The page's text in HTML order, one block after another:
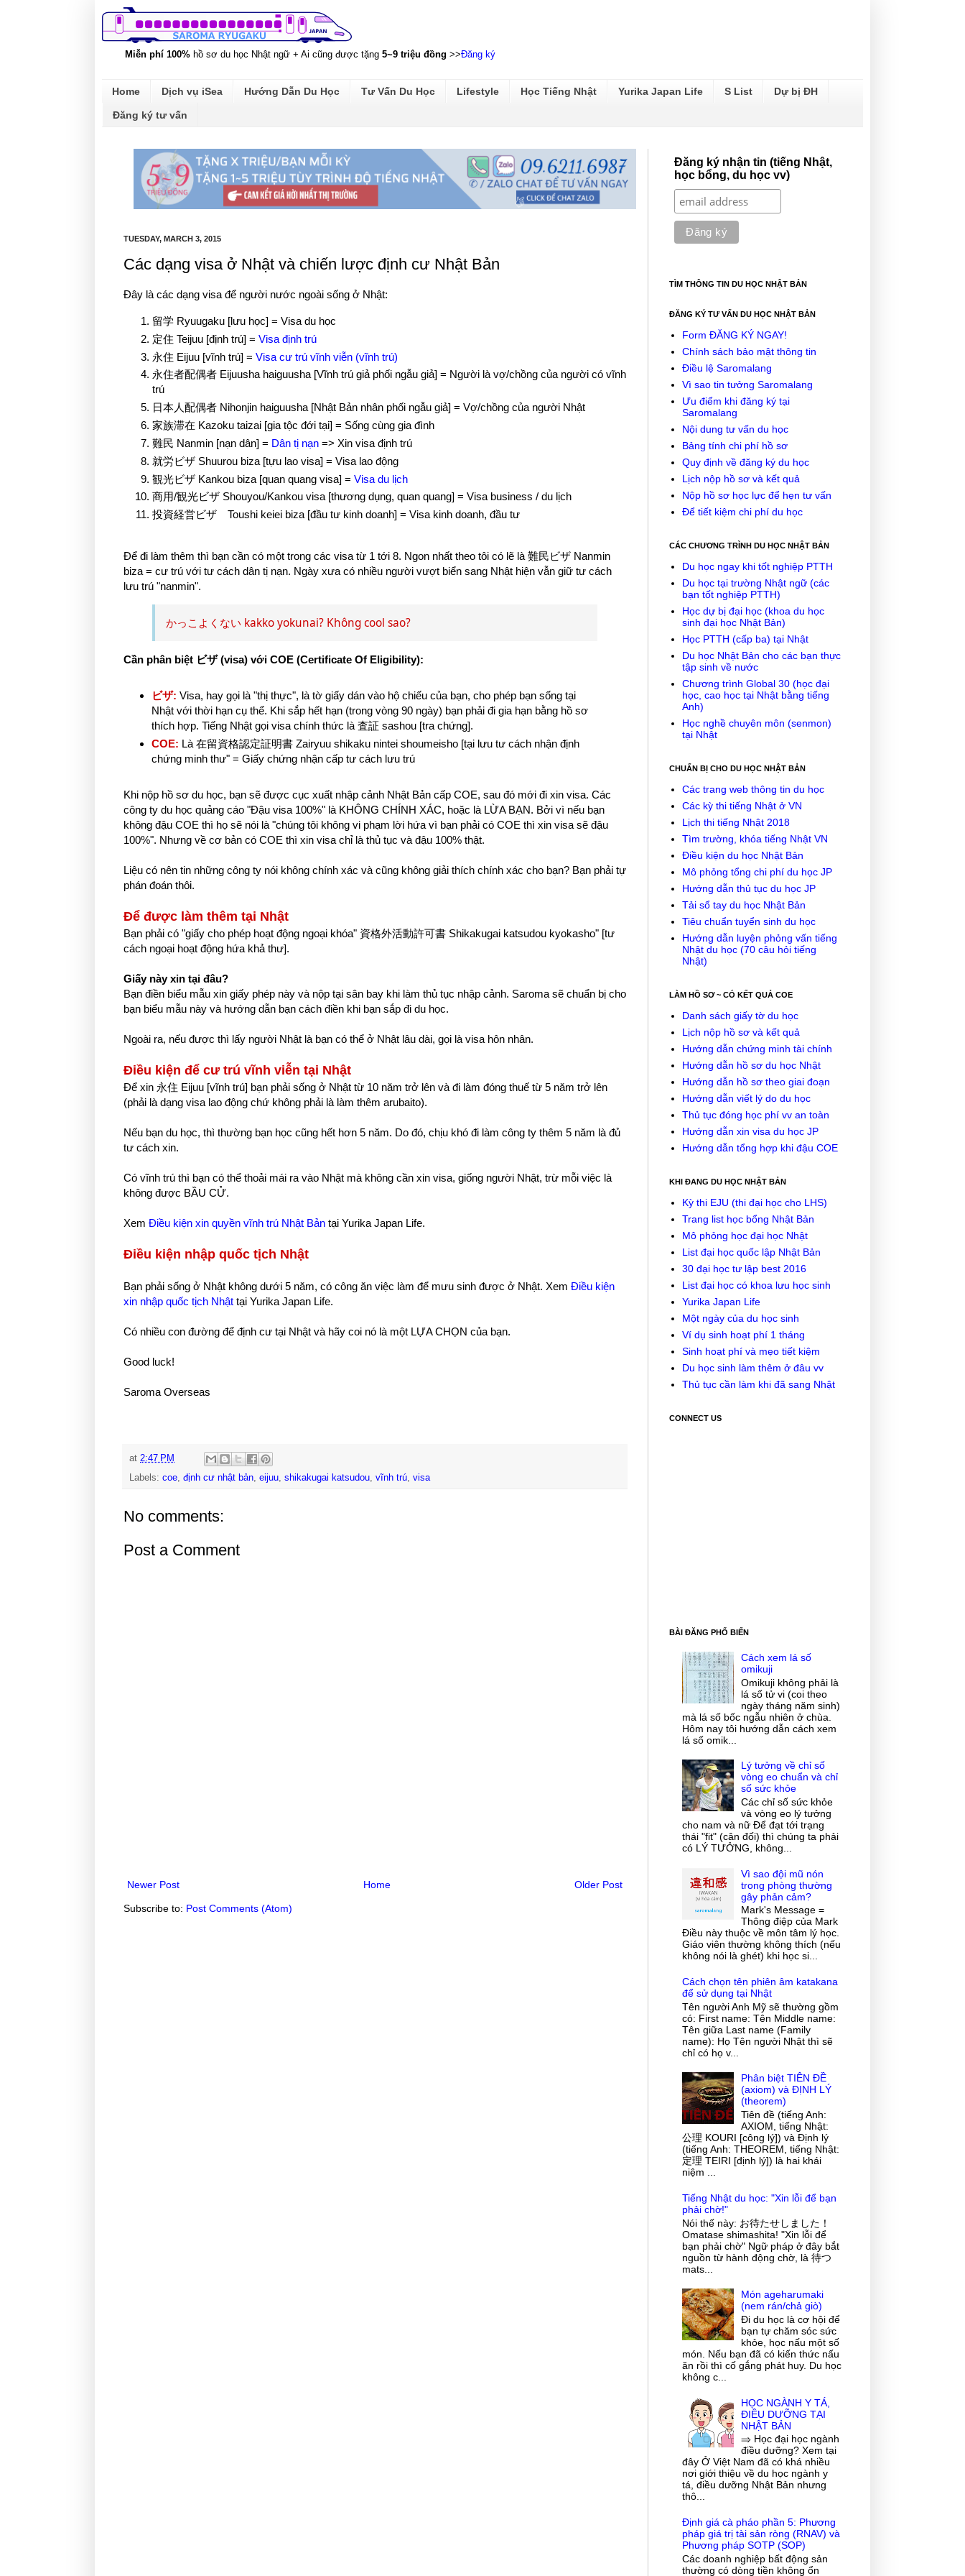
Miễn phí 100% hồ sơ du học Nhật ngữ + Ai cũng được tặng 5~9 triệu đồng >>Đăng ký
Home Dịch vụ iSea Hướng Dẫn Du Học Tư Vấn Du Học Lifestyle Học Tiếng Nhật Yurika Japan Life S List Dự bị ĐH
Đăng ký tư vấn
TUESDAY, MARCH 3, 2015
Các dạng visa ở Nhật và chiến lược định cư Nhật Bản
Đây là các dạng visa để người nước ngoài sống ở Nhật:
留学 Ryuugaku [lưu học] = Visa du học
定住 Teijuu [định trú] = Visa định trú
永住 Eijuu [vĩnh trú] = Visa cư trú vĩnh viễn (vĩnh trú)
永住者配偶者 Eijuusha haiguusha [Vĩnh trú giả phối ngẫu giả] = Người là vợ/chồng của người có vĩnh
trú
日本人配偶者 Nihonjin haiguusha [Nhật Bản nhân phối ngẫu giả] = Vợ/chồng của người Nhật
家族滞在 Kazoku taizai [gia tộc đới tại] = Sống cùng gia đình
難民 Nanmin [nạn dân] = Dân tị nạn => Xin visa định trú
就労ビザ Shuurou biza [tựu lao visa] = Visa lao động
観光ビザ Kankou biza [quan quang visa] = Visa du lịch
商用/観光ビザ Shouyou/Kankou visa [thương dụng, quan quang] = Visa business / du lịch
投資経営ビザ Toushi keiei biza [đầu tư kinh doanh] = Visa kinh doanh, đầu tư
Để đi làm thêm thì bạn cần có một trong các visa từ 1 tới 8. Ngon nhất theo tôi có lẽ là 難民ビザ Nanmin
biza = cư trú với tư cách dân tị nạn. Ngày xưa có nhiều người vượt biển sang Nhật hiện vẫn giữ tư cách
lưu trú "nanmin".
かっこよくない kakko yokunai? Không cool sao?
Cần phân biệt ビザ (visa) với COE (Certificate Of Eligibility):
ビザ: Visa, hay gọi là "thị thực", là tờ giấy dán vào hộ chiếu của bạn, cho phép bạn sống tại
Nhật với thời hạn cụ thể. Khi sắp hết hạn (trong vòng 90 ngày) bạn phải đi gia hạn bằng hồ sơ
thích hợp. Tiếng Nhật gọi visa chính thức là 査証 sashou [tra chứng].
COE: Là 在留資格認定証明書 Zairyuu shikaku nintei shoumeisho [tại lưu tư cách nhận định
chứng minh thư" = Giấy chứng nhận cấp tư cách lưu trú
Khi nộp hồ sơ du học, bạn sẽ được cục xuất nhập cảnh Nhật Bản cấp COE, sau đó mới đi xin visa. Các
công ty du học quảng cáo "Đậu visa 100%" là KHÔNG CHÍNH XÁC, hoặc là LỪA BẠN. Bởi vì nếu bạn
không đậu COE thì họ sẽ nói là "chúng tôi không vi phạm lời hứa vì bạn phải có COE thì xin visa sẽ đậu
100%". Nhưng về cơ bản có COE thì xin visa chỉ là thủ tục và đậu 100% thật.
Liệu có nên tin những công ty nói không chính xác và cũng không giải thích chính xác cho bạn? Bạn phải tự
phán đoán thôi.
Để được làm thêm tại Nhật
Bạn phải có "giấy cho phép hoạt động ngoại khóa" 資格外活動許可書 Shikakugai katsudou kyokasho" [tư
cách ngoại hoạt động hứa khả thư].
Giấy này xin tại đâu?
Bạn điền biểu mẫu xin giấy phép này và nộp tại sân bay khi làm thủ tục nhập cảnh. Saroma sẽ chuẩn bị cho
bạn biểu mẫu này và hướng dẫn bạn cách điền khi bạn sắp đi du học.
Ngoài ra, nếu được thì lấy người Nhật là bạn có thể ở Nhật lâu dài, gọi là visa hôn nhân.
Điều kiện để cư trú vĩnh viễn tại Nhật
Để xin 永住 Eijuu [vĩnh trú] bạn phải sống ở Nhật từ 10 năm trở lên và đi làm đóng thuế từ 5 năm trở lên
(phải là dạng visa lao động chứ không phải là làm thêm arubaito).
Nếu bạn du học, thì thường bạn học cũng hết hơn 5 năm. Do đó, chịu khó đi làm công ty thêm 5 năm là đủ
tư cách xin.
Có vĩnh trú thì bạn có thể thoải mái ra vào Nhật mà không cần xin visa, giống người Nhật, trừ mỗi việc là
không được BẦU CỬ.
Xem Điều kiện xin quyền vĩnh trú Nhật Bản tại Yurika Japan Life.
Điều kiện nhập quốc tịch Nhật
Bạn phải sống ở Nhật không dưới 5 năm, có công ăn việc làm để mưu sinh được ở Nhật. Xem Điều kiện
xin nhập quốc tịch Nhật tại Yurika Japan Life.
Có nhiều con đường để định cư tại Nhật và hãy coi nó là một LỰA CHỌN của bạn.
Good luck!
Saroma Overseas
at 2:47 PM
Labels: coe, định cư nhật bản, eijuu, shikakugai katsudou, vĩnh trú, visa
No comments:
Post a Comment
Newer Post Older Post
Home
Subscribe to: Post Comments (Atom)
Đăng ký nhận tin (tiếng Nhật,
học bổng, du học vv)
TÌM THÔNG TIN DU HỌC NHẬT BẢN
ĐĂNG KÝ TƯ VẤN DU HỌC NHẬT BẢN
Form ĐĂNG KÝ NGAY!
Chính sách bảo mật thông tin
Điều lệ Saromalang
Vì sao tin tưởng Saromalang
Ưu điểm khi đăng ký tại
Saromalang
Nội dung tư vấn du học
Bảng tính chi phí hồ sơ
Quy định về đăng ký du học
Lịch nộp hồ sơ và kết quả
Nộp hồ sơ học lực để hẹn tư vấn
Để tiết kiệm chi phí du học
CÁC CHƯƠNG TRÌNH DU HỌC NHẬT BẢN
Du học ngay khi tốt nghiệp PTTH
Du học tại trường Nhật ngữ (các
bạn tốt nghiệp PTTH)
Học dự bị đại học (khoa du học
sinh đại học Nhật Bản)
Học PTTH (cấp ba) tại Nhật
Du học Nhật Bản cho các bạn thực
tập sinh về nước
Chương trình Global 30 (học đại
học, cao học tại Nhật bằng tiếng
Anh)
Học nghề chuyên môn (senmon)
tại Nhật
CHUẨN BỊ CHO DU HỌC NHẬT BẢN
Các trang web thông tin du học
Các kỳ thi tiếng Nhật ở VN
Lịch thi tiếng Nhật 2018
Tìm trường, khóa tiếng Nhật VN
Điều kiện du học Nhật Bản
Mô phỏng tổng chi phí du học JP
Hướng dẫn thủ tục du học JP
Tải sổ tay du học Nhật Bản
Tiêu chuẩn tuyển sinh du học
Hướng dẫn luyện phỏng vấn tiếng
Nhật du học (70 câu hỏi tiếng
Nhật)
LÀM HỒ SƠ ~ CÓ KẾT QUẢ COE
Danh sách giấy tờ du học
Lịch nộp hồ sơ và kết quả
Hướng dẫn chứng minh tài chính
Hướng dẫn hồ sơ du học Nhật
Hướng dẫn hồ sơ theo giai đoạn
Hướng dẫn viết lý do du học
Thủ tục đóng học phí vv an toàn
Hướng dẫn xin visa du học JP
Hướng dẫn tổng hợp khi đậu COE
KHI ĐANG DU HỌC NHẬT BẢN
Kỳ thi EJU (thi đại học cho LHS)
Trang list học bổng Nhật Bản
Mô phỏng học đại học Nhật
List đại học quốc lập Nhật Bản
30 đại học tư lập best 2016
List đại học có khoa lưu học sinh
Yurika Japan Life
Một ngày của du học sinh
Ví dụ sinh hoạt phí 1 tháng
Sinh hoạt phí và mẹo tiết kiệm
Du học sinh làm thêm ở đâu vv
Thủ tục cần làm khi đã sang Nhật
CONNECT US
BÀI ĐĂNG PHỔ BIẾN
Cách xem lá số
omikuji
Omikuji không phải là
lá số tử vi (coi theo
ngày tháng năm sinh)
mà lá số bốc ngẫu nhiên ở chùa.
Hôm nay tôi hướng dẫn cách xem
lá số omik...
Lý tưởng về chỉ số
vòng eo chuẩn và chỉ
số sức khỏe
Các chỉ số sức khỏe
và vòng eo lý tưởng
cho nam và nữ Để đạt tới trạng
thái "fit" (cân đối) thì chúng ta phải
có LÝ TƯỞNG, không...
Vì sao đội mũ nón
trong phòng thường
gây phản cảm?
Mark's Message =
Thông điệp của Mark
Điều này thuộc về môn tâm lý học.
Giáo viên thường không thích (nếu
không nói là ghét) khi học si...
Cách chọn tên phiên âm katakana
để sử dụng tại Nhật
Tên người Anh Mỹ sẽ thường gồm
có: First name: Tên Middle name:
Tên giữa Last name (Family
name): Họ Tên người Nhật thì sẽ
chỉ có họ v...
Phân biệt TIÊN ĐỀ
(axiom) và ĐỊNH LÝ
(theorem)
Tiên đề (tiếng Anh:
AXIOM, tiếng Nhật:
公理 KOURI [công lý]) và Định lý
(tiếng Anh: THEOREM, tiếng Nhật:
定理 TEIRI [định lý]) là hai khái
niệm ...
Tiếng Nhật du học: "Xin lỗi để bạn
phải chờ!"
Nói thế này: お待たせしました！
Omatase shimashita! "Xin lỗi để
bạn phải chờ" Ngữ pháp ở đây bắt
nguồn từ hành động chờ, là 待つ
mats...
Món ageharumaki
(nem rán/chả giò)
Đi du học là cơ hội để
bạn tự chăm sóc sức
khỏe, học nấu một số
món. Nếu bạn đã có kiến thức nấu
ăn rồi thì cố gắng phát huy. Du học
không c...
HỌC NGÀNH Y TÁ,
ĐIỀU DƯỠNG TẠI
NHẬT BẢN
⇒ Học đại học ngành
điều dưỡng? Xem tại
đây Ở Việt Nam đã có khá nhiều
nơi giới thiệu về du học ngành y
tá, điều dưỡng Nhật Bản nhưng
thô...
Định giá cà pháo phần 5: Phương
pháp giá trị tài sản ròng (RNAV) và
Phương pháp SOTP (SOP)
Các doanh nghiệp bất động sản
thường có dòng tiền không ổn